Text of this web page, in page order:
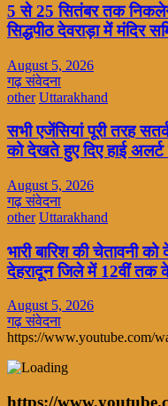
5 से 25 सितंबर तक
सिद्धपीठ देवराड़ा में मंदिर
August 5, 2026
गढ़ संवेदना
other Uttarakhand
सभी एजेंसियां पूरी तरह
को देखते हुए दिए हाई अलर्ट
August 5, 2026
गढ़ संवेदना
other Uttarakhand
भारी बारिश की चेतावनी
देहरादून जिले में 12वीं तक
August 5, 2026
गढ़ संवेदना
https://www.youtube.com/
https://